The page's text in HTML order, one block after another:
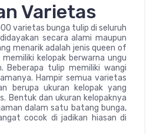
Varietas
varietas bunga tulip di seluruh
secara alami maupun
menarik adalah jenis queen of
kelopak berwarna ungu
Beberapa tulip memiliki wangi
Hampir semua varietas
berupa ukuran kelopak yang
Bentuk dan ukuran kelopaknya
dalam satu batang bunga,
cocok di jadikan hiasan di